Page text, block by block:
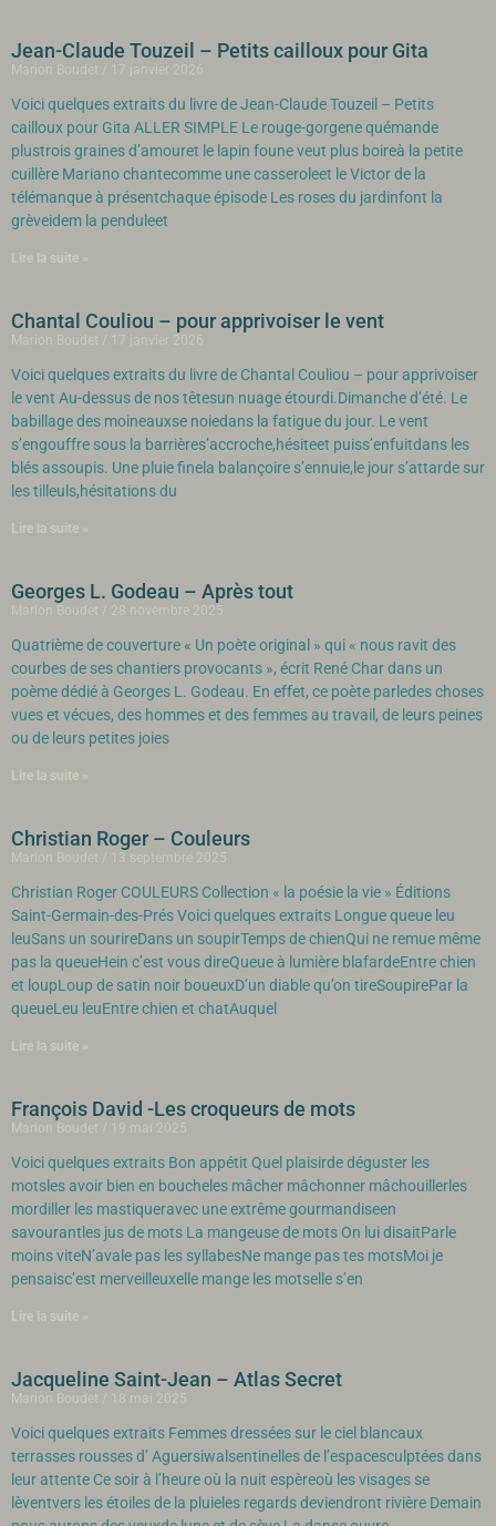
Jean-Claude Touzeil – Petits cailloux pour Gita
Marion Boudet 17 janvier 2026
Voici quelques extraits du livre de Jean-Claude Touzeil – Petits
cailloux pour Gita ALLER SIMPLE Le rouge-gorgene quémande
plustrois graines d’amouret le lapin foune veut plus boireà la petite
cuillère Mariano chantecomme une casseroleet le Victor de la
télémanque à présentchaque épisode Les roses du jardinfont la
grèveidem la penduleet
Lire la suite »
Chantal Couliou – pour apprivoiser le vent
Marion Boudet 17 janvier 2026
Voici quelques extraits du livre de Chantal Couliou – pour apprivoiser
le vent Au-dessus de nos têtesun nuage étourdi.Dimanche d’été. Le
babillage des moineauxse noiedans la fatigue du jour. Le vent
s’engouffre sous la barrières’accroche,hésiteet puiss’enfuitdans les
blés assoupis. Une pluie finela balançoire s’ennuie,le jour s’attarde sur
les tilleuls,hésitations du
Lire la suite »
Georges L. Godeau – Après tout
Marion Boudet 28 novembre 2025
Quatrième de couverture « Un poète original » qui « nous ravit des
courbes de ses chantiers provocants », écrit René Char dans un
poème dédié à Georges L. Godeau. En effet, ce poète parledes choses
vues et vécues, des hommes et des femmes au travail, de leurs peines
ou de leurs petites joies
Lire la suite »
Christian Roger – Couleurs
Marion Boudet 13 septembre 2025
Christian Roger COULEURS Collection « la poésie la vie » Éditions
Saint-Germain-des-Prés Voici quelques extraits Longue queue leu
leuSans un sourireDans un soupirTemps de chienQui ne remue même
pas la queueHein c’est vous direQueue à lumière blafardeEntre chien
et loupLoup de satin noir boueuxD’un diable qu’on tireSoupirePar la
queueLeu leuEntre chien et chatAuquel
Lire la suite »
François David -Les croqueurs de mots
Marion Boudet 19 mai 2025
Voici quelques extraits Bon appétit Quel plaisirde déguster les
motsles avoir bien en boucheles mâcher mâchonner mâchouillerles
mordiller les mastiqueravec une extrême gourmandiseen
savourantles jus de mots La mangeuse de mots On lui disaitParle
moins viteN’avale pas les syllabesNe mange pas tes motsMoi je
pensaisc’est merveilleuxelle mange les motselle s’en
Lire la suite »
Jacqueline Saint-Jean – Atlas Secret
Marion Boudet 18 mai 2025
Voici quelques extraits Femmes dressées sur le ciel blancaux
terrasses rousses d’ Aguersiwalsentinelles de l’espacesculptées dans
leur attente Ce soir à l’heure où la nuit espèreoù les visages se
lèventvers les étoiles de la pluieles regards deviendront rivière Demain